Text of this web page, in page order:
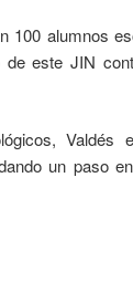
100 alumnos
este JIN
Valdés
un paso